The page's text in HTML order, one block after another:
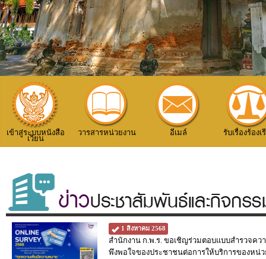
เข้าสู่ระบบหนังสือ
เวียน
วารสารหน่วยงาน อีเมล์ รับเรื่องร้องเ
1 สิงหาคม 2568
สำนักงาน ก.พ.ร. ขอเชิญร่วมตอบแบบสำรวจคว
พึงพอใจของประชาชนต่อการให้บริการของหน่